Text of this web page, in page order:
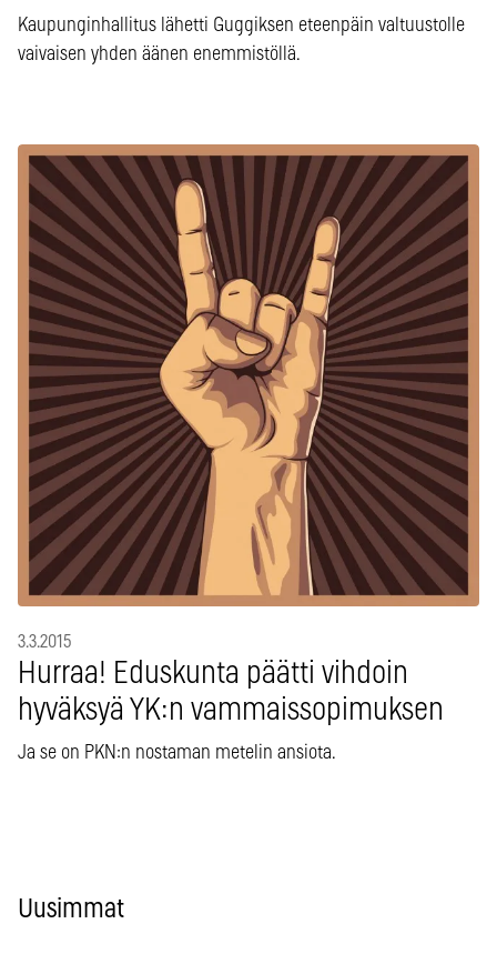
Kaupunginhallitus lähetti Guggiksen eteenpäin valtuustolle
vaivaisen yhden äänen enemmistöllä.
3.3.2015
Hurraa! Eduskunta päätti vihdoin
hyväksyä YK:n vammaissopimuksen
Ja se on PKN:n nostaman metelin ansiota.
Uusimmat